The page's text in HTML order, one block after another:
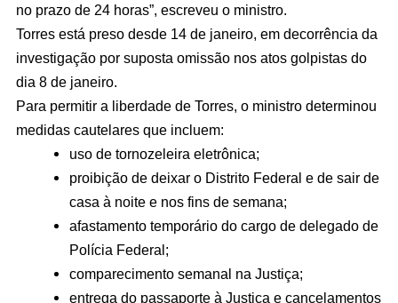
no prazo de 24 horas”, escreveu o ministro.
Torres está preso desde 14 de janeiro, em decorrência da
investigação por suposta omissão nos atos golpistas do
dia 8 de janeiro.
Para permitir a liberdade de Torres, o ministro determinou
medidas cautelares que incluem:
uso de tornozeleira eletrônica;
proibição de deixar o Distrito Federal e de sair de
casa à noite e nos fins de semana;
afastamento temporário do cargo de delegado de
Polícia Federal;
comparecimento semanal na Justiça;
entrega do passaporte à Justiça e cancelamentos